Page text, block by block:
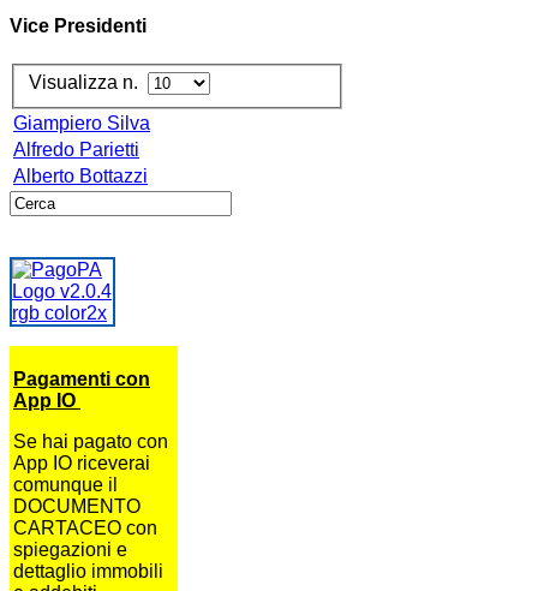
Vice Presidenti
Visualizza n.
Giampiero Silva
Alfredo Parietti
Alberto Bottazzi
Pagamenti con
App IO
Se hai pagato con
App IO riceverai
comunque il
DOCUMENTO
CARTACEO con
spiegazioni e
dettaglio immobili